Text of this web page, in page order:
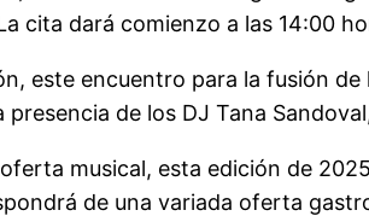
cita dará comienzo a las 14:00
este encuentro para la fusión
de los DJ Tana
musical, esta edición de
de una variada oferta